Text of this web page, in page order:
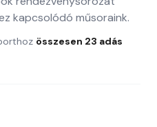
kapcsolódó műsoraink.
összesen 23 adás